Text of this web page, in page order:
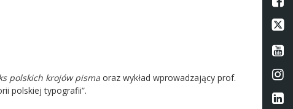
polskich krojów pisma oraz wykład wprowadzający prof.
polskiej typografii”.